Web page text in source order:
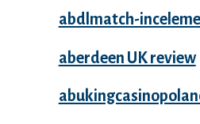
abdlmatch-
aberdeen UK review